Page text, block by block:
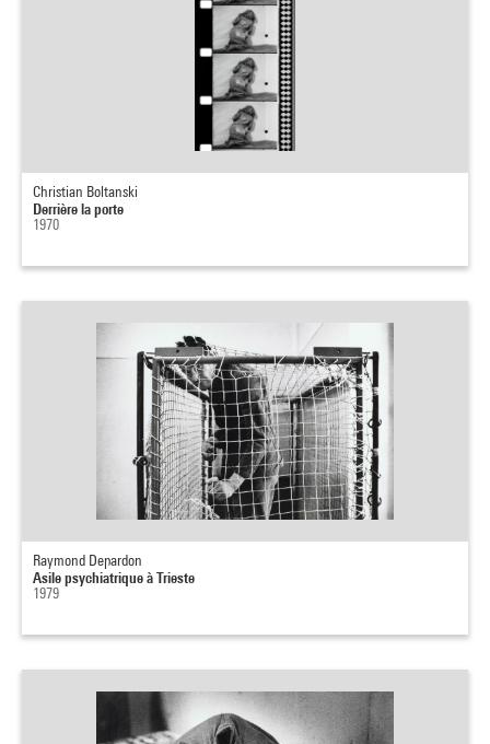
Christian Boltanski
Derrière la porte
1970
Raymond Depardon
Asile psychiatrique à Trieste
1979